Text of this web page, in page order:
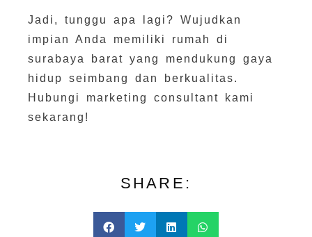
Jadi, tunggu apa lagi? Wujudkan
impian Anda memiliki rumah di
surabaya barat yang mendukung gaya
hidup seimbang dan berkualitas.
Hubungi marketing consultant kami
sekarang!
SHARE: